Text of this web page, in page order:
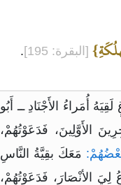
[البقرة: 195] .
أُمَراءُ الأَجْنَادِ ــ أَبُو
الأَوَّلِينَ، فَدَعَوْتُهُمْ،
مَعَكَ بقِيَّةُ النَّاسِ
لِيَ الأنْصَارَ، فَدَعَوْتُهُمْ،